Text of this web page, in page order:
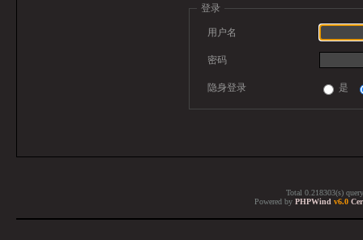
登录
用户名
密码
隐身登录 是
Total 0.218303(s)
Powered by PHPWind v6.0